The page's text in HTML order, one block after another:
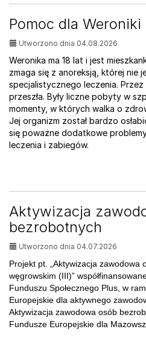
Pomoc dla Weroniki
Utworzono dnia 04.08.2026
Weronika ma 18 lat i jest
zmaga się z anoreksją, której nie
specjalistycznego leczenia.
przeszła. Były liczne pobyty w
momenty, w których walka o
Jej organizm został bardzo
się poważne dodatkowe
leczenia i zabiegów.
Aktywizacja
bezrobotnych
Utworzono dnia 04.07.2026
Projekt pt. „Aktywizacja zawodowa
węgrowskim (III)”
Funduszu Społecznego Plus, w
Europejskie dla aktywnego
Aktywizacja zawodowa osób
Fundusze Europejskie dla